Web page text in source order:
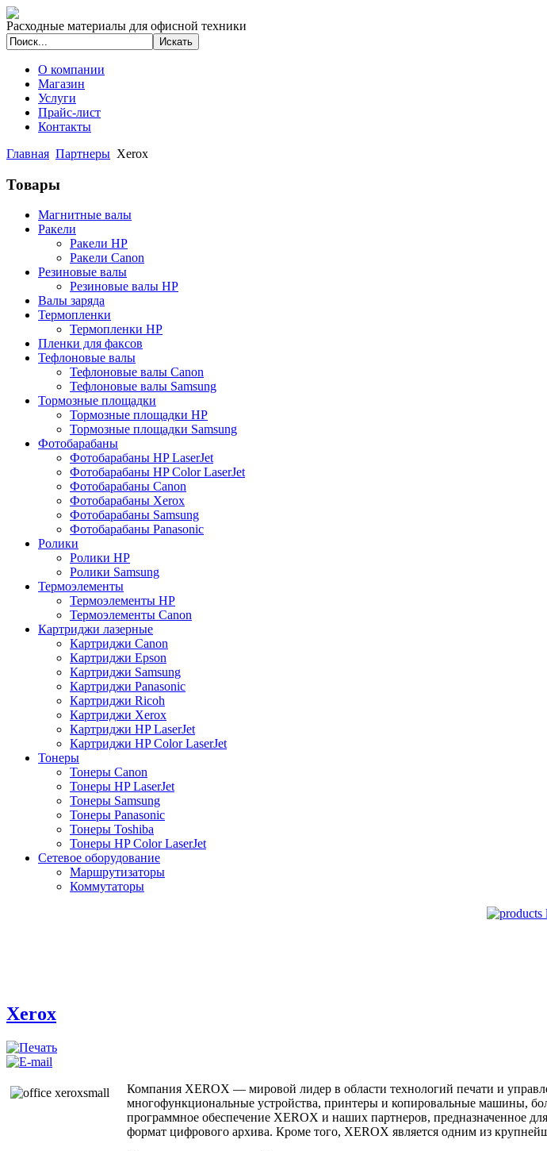
Расходные материалы для офисной техники
О компании
Магазин
Услуги
Прайс-лист
Контакты
Главная Партнеры Xerox
Товары
Магнитные валы
Ракели
Ракели HP
Ракели Canon
Резиновые валы
Резиновые валы HP
Валы заряда
Термопленки
Термопленки HP
Пленки для факсов
Тефлоновые валы
Тефлоновые валы Canon
Тефлоновые валы Samsung
Тормозные площадки
Тормозные площадки HP
Тормозные площадки Samsung
Фотобарабаны
Фотобарабаны HP LaserJet
Фотобарабаны HP Color LaserJet
Фотобарабаны Canon
Фотобарабаны Xerox
Фотобарабаны Samsung
Фотобарабаны Panasonic
Ролики
Ролики HP
Ролики Samsung
Термоэлементы
Термоэлементы HP
Термоэлементы Canon
Картриджи лазерные
Картриджи Canon
Картриджи Epson
Картриджи Samsung
Картриджи Panasonic
Картриджи Ricoh
Картриджи Xerox
Картриджи HP LaserJet
Картриджи HP Color LaserJet
Тонеры
Тонеры Canon
Тонеры HP LaserJet
Тонеры Samsung
Тонеры Panasonic
Тонеры Toshiba
Тонеры HP Color LaserJet
Сетевое оборудование
Маршрутизаторы
Коммутаторы
Xerox
Компания XEROX — мировой лидер в области технологий печати и
многофункциональные устройства, принтеры и копировальные машины,
программное обеспечение XEROX и наших партнеров, предназначенное
формат цифрового архива. Кроме того, XEROX является одним из